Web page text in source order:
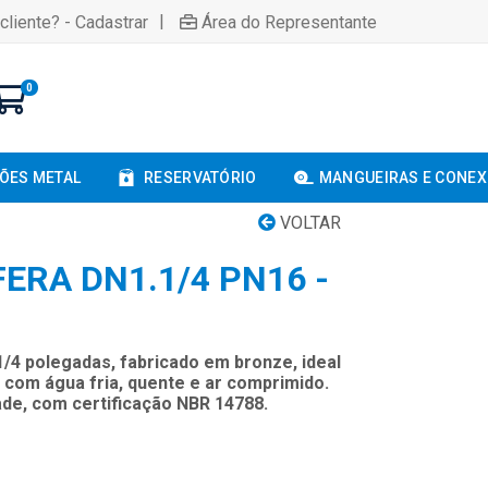
- Cadastrar | Área do Representante
0
METAL RESERVATÓRIO MANGUEIRAS E
VOLTAR
DN1.1/4 PN16 -
4 polegadas, fabricado em bronze, ideal
água fria, quente e ar comprimido.
com certificação NBR 14788.